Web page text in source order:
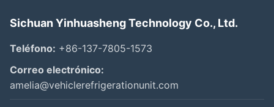
Sichuan Yinhuasheng Technology Co., Ltd.
Teléfono: +86-137-7805-1573
Correo electrónico:
amelia@vehiclerefrigerationunit.com